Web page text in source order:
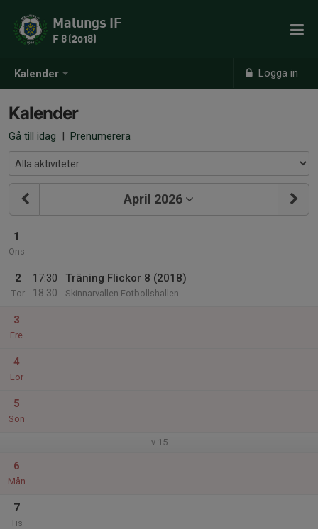
Kalender Logga in
Malungs IF
F 8 (2018)
Kalender
Gå till idag | Prenumerera
April 2026
1
Ons
2
Tor
17:30
18:30
Träning Flickor 8 (2018)
Skinnarvallen Fotbollshallen
3
Fre
4
Lör
5
Sön
v.15
6
Mån
7
Tis